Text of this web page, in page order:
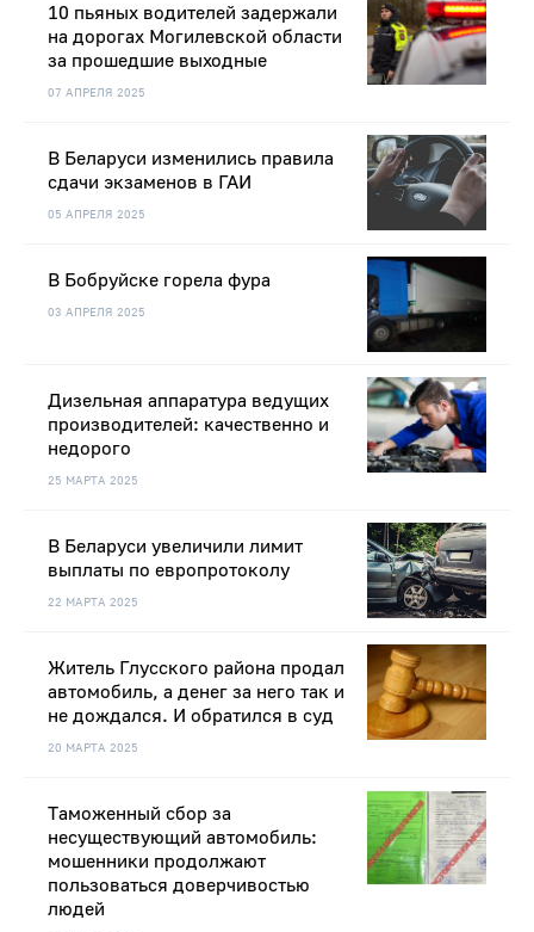
07 АПРЕЛЯ 2025
10 пьяных водителей задержали
на дорогах Могилевской области
за прошедшие выходные
05 АПРЕЛЯ 2025
В Беларуси изменились правила
сдачи экзаменов в ГАИ
03 АПРЕЛЯ 2025
В Бобруйске горела фура
25 МАРТА 2025
Дизельная аппаратура ведущих
производителей: качественно и
недорого
22 МАРТА 2025
В Беларуси увеличили лимит
выплаты по европротоколу
20 МАРТА 2025
Житель Глусского района продал
автомобиль, а денег за него так и
не дождался. И обратился в суд
Таможенный сбор за
несуществующий автомобиль:
мошенники продолжают
пользоваться доверчивостью
людей